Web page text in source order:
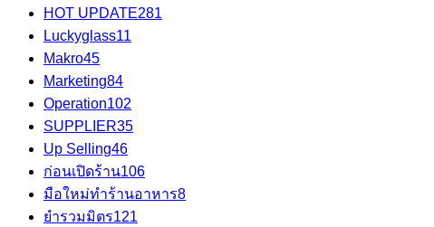
HOT UPDATE281
Luckyglass11
Makro45
Marketing84
Operation102
SUPPLIER35
Up Selling46
ก่อนเปิดร้าน106
มือใหม่ทำร้านอาหาร8
ยำรวมมิตร121